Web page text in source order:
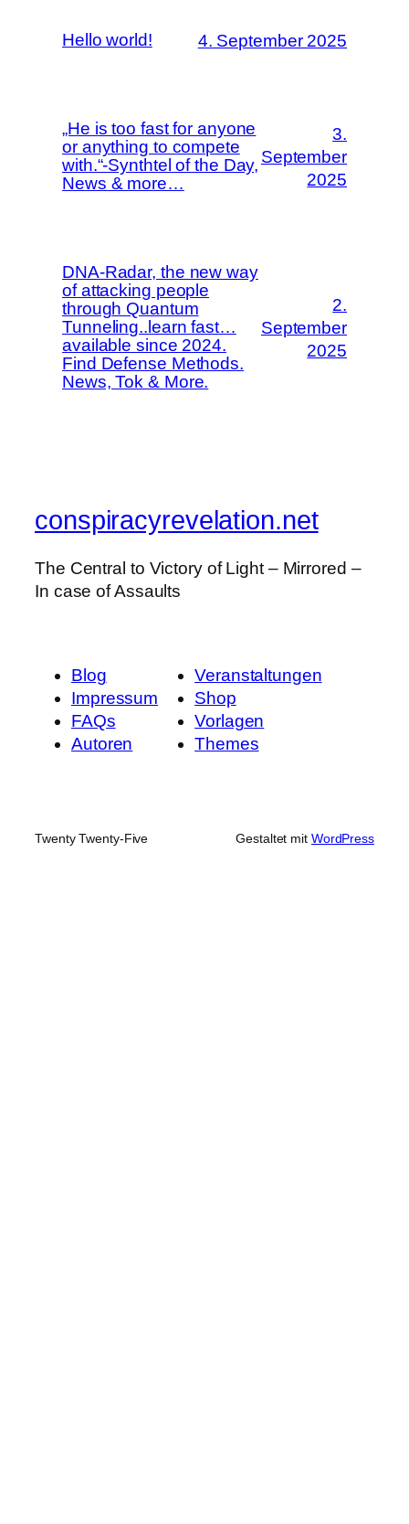
Hello world! 4. September 2025
„He is too fast for anyone
or anything to compete
with.“-Synthtel of the Day,
News & more…
3.
September
2025
DNA-Radar, the new way
of attacking people
through Quantum
Tunneling..learn fast…
available since 2024.
Find Defense Methods.
News, Tok & More.
2.
September
2025
conspiracyrevelation.net
The Central to Victory of Light – Mirrored –
In case of Assaults
Blog
Impressum
FAQs
Autoren
Veranstaltungen
Shop
Vorlagen
Themes
Twenty Twenty-Five Gestaltet mit WordPress